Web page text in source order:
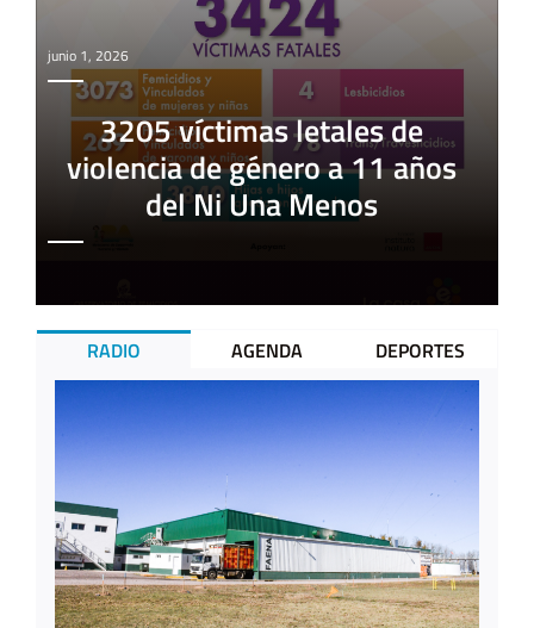
junio 1, 2026
3205 víctimas letales de
violencia de género a 11 años
del Ni Una Menos
RADIO AGENDA DEPORTES